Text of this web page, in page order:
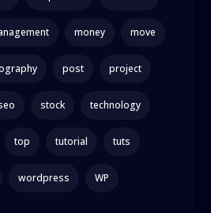
money move
post project
stock technology
top tutorial tuts
wordpress WP